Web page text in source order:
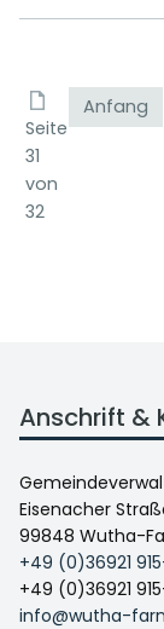
Seite
31
von
32
Anfang
Anschrift &
Eisenacher
99848 Wutha-
+49 (0)36921
+49 (0)36921
info@wutha-